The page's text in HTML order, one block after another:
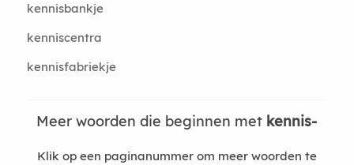
kennisbankje
kenniscentra
kennisfabriekje
Meer woorden die beginnen met kennis-
Klik op een paginanummer om meer woorden te